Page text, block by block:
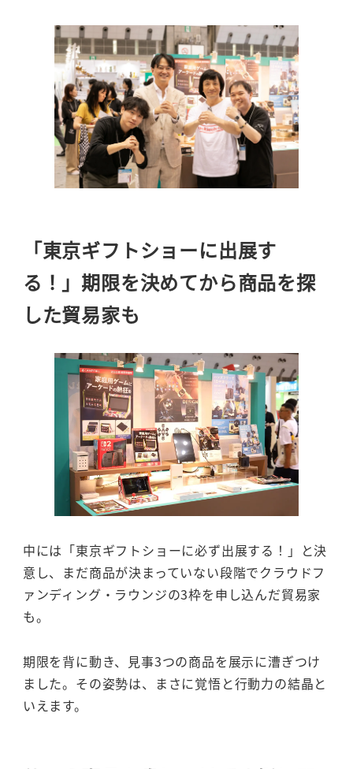
「東京ギフトショーに出展す
る！」期限を決めてから商品を探
した貿易家も
中には「東京ギフトショーに必ず出展する！」と決
意し、まだ商品が決まっていない段階でクラウドフ
ァンディング・ラウンジの3枠を申し込んだ貿易家
も。
期限を背に動き、見事3つの商品を展示に漕ぎつけ
ました。その姿勢は、まさに覚悟と行動力の結晶と
いえます。